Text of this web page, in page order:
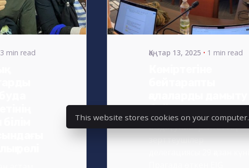
3 min read Қаңтар 13, 2025 1 min read
бойынша семинар
Біздің университеттің
зерттеушілер
This website stores cookies on your computer.